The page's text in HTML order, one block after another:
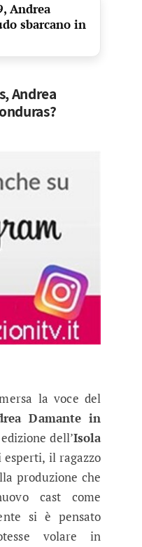
Andrea
sbarcano in
Andrea
la voce del
Damante in
dell’Isola
esperti, il ragazzo
produzione che
cast come
si è pensato
volare in